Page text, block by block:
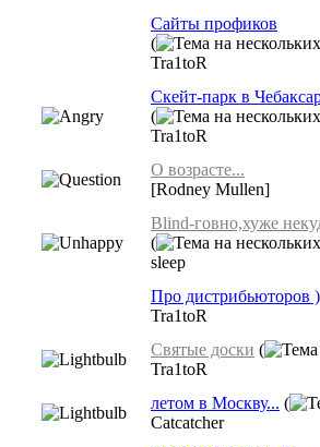
Cайты профиков
(
Tra1toR
Скейт-парк в
(
Tra1toR
О возрасте...
[Rodney Mullen]
Blind-говно,хуже
(
sleep
Про дистрибьюторов )
Tra1toR
Святые доски (
Tra1toR
летом в Москву... (
Catcatcher